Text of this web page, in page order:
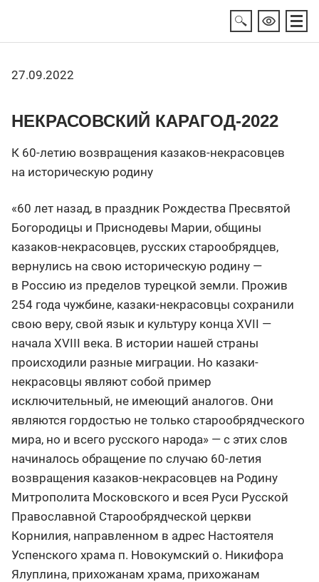
27.09.2022
НЕКРАСОВСКИЙ КАРАГОД-2022
К 60-летию возвращения казаков-некрасовцев
на историческую родину
«60 лет назад, в праздник Рождества Пресвятой
Богородицы и Приснодевы Марии, общины
казаков-некрасовцев, русских старообрядцев,
вернулись на свою историческую родину —
в Россию из пределов турецкой земли. Прожив
254 года чужбине, казаки-некрасовцы сохранили
свою веру, свой язык и культуру конца XVII —
начала XVIII века. В истории нашей страны
происходили разные миграции. Но казаки-
некрасовцы являют собой пример
исключительный, не имеющий аналогов. Они
являются гордостью не только старообрядческого
мира, но и всего русского народа» — с этих слов
начиналось обращение по случаю 60-летия
возвращения казаков-некрасовцев на Родину
Митрополита Московского и всея Руси Русской
Православной Старообрядческой церкви
Корнилия, направленном в адрес Настоятеля
Успенского храма п. Новокумский о. Никифора
Ялуплина, прихожанам храма, прихожанам